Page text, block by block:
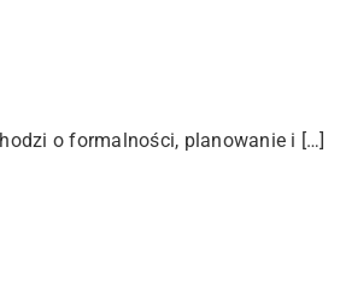
o formalności, planowanie i […]